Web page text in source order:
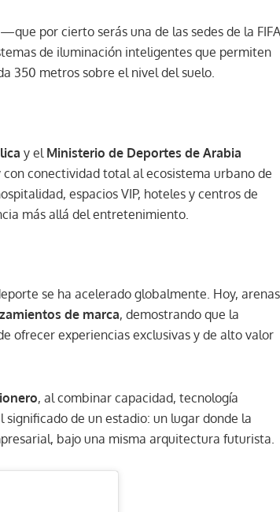
por cierto serás una de las sedes de la FIFA
de iluminación inteligentes que permiten
350 metros sobre el nivel del suelo.
y el Ministerio de Deportes de Arabia
conectividad total al ecosistema urbano de
espacios VIP, hoteles y centros de
más allá del entretenimiento.
se ha acelerado globalmente. Hoy, arenas
de marca, demostrando que la
ofrecer experiencias exclusivas y de alto valor
, al combinar capacidad, tecnología
de un estadio: un lugar donde la
bajo una misma arquitectura futurista.